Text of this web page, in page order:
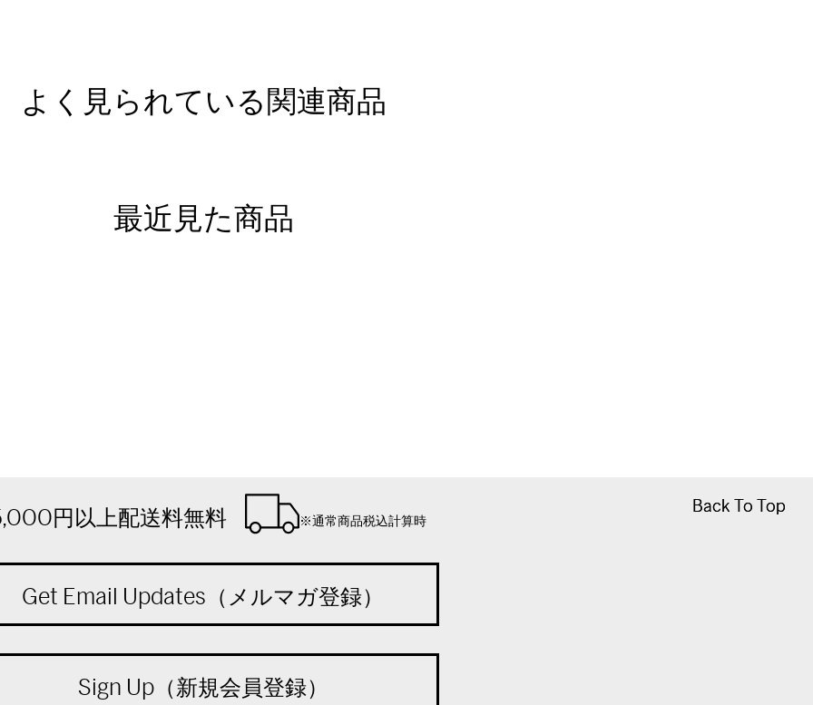
よく見られている関連商品
最近見た商品
Back To Top
Back To Top
円以上配送料無料 ※通常商品税込計算時
Get Email Updates（メルマガ登録）
Sign Up（新規会員登録）